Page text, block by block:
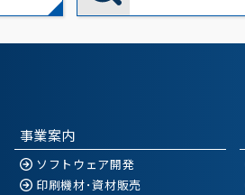
事業案内
ソフトウェア開発
印刷機材･資材販売